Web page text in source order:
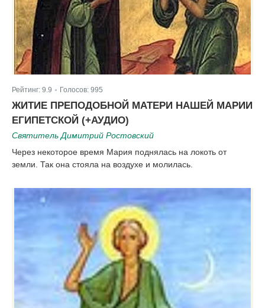
Рейтинг: 9.9 Голосов: 995
ЖИТИЕ ПРЕПОДОБНОЙ МАТЕРИ НАШЕЙ МАРИИ
ЕГИПЕТСКОЙ (+АУДИО)
Святитель Димитрий Ростовский
Через некоторое время Мария поднялась на локоть от
земли. Так она стояла на воздухе и молилась.